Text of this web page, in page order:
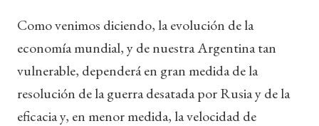
Como venimos diciendo, la evolución de la
economía mundial, y de nuestra Argentina tan
vulnerable, dependerá en gran medida de la
resolución de la guerra desatada por Rusia y de la
eficacia y, en menor medida, la velocidad de